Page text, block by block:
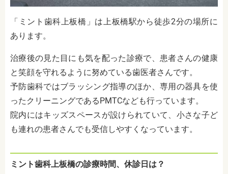
「ミント歯科上板橋」は上板橋駅から徒歩2分の場所に
あります。
治療後の見た目にも気を配った診療で、患者さんの健康
と笑顔を守れるように努めている歯医者さんです。
予防歯科ではブラッシング指導のほか、専用の器具を使
ったクリーニングであるPMTCなども行っています。
院内にはキッズスペースが設けられていて、小さな子ど
も連れの患者さんでも受信しやすくなっています。
ミント歯科上板橋の診療時間、休診日は？